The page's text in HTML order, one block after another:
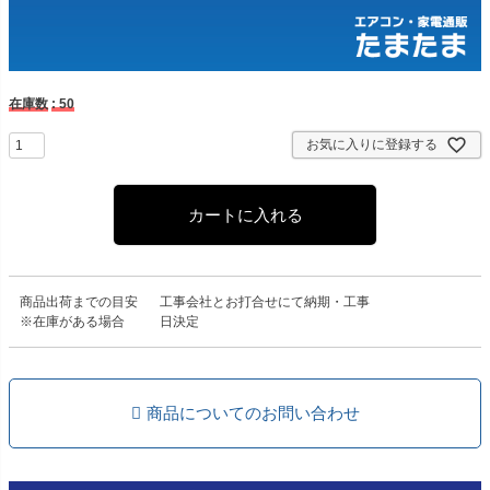
在庫数 50
お気に入りに登録する
カートに入れる
商品出荷までの目安
※在庫がある場合
工事会社とお打合せにて納期・工事
日決定
商品についてのお問い合わせ